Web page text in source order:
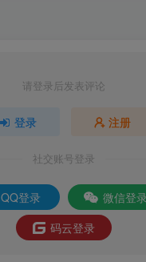
请登录后发表评论
登录 注册
社交账号登录
QQ登录
微信登
码云登录